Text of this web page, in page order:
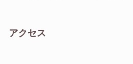
アクセス